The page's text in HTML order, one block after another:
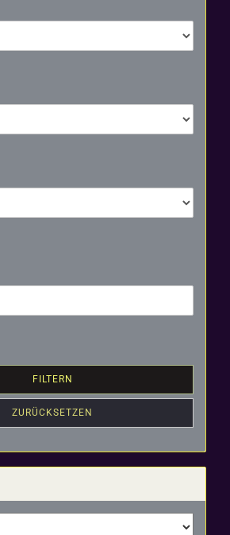
FILTERN
ZURÜCKSETZEN